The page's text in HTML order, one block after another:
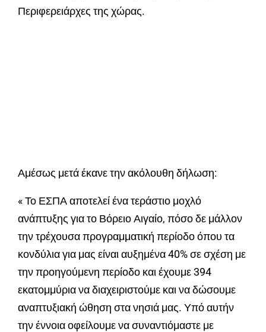
Περιφερειάρχες της χώρας.
Αμέσως μετά έκανε την ακόλουθη δήλωση:
« Το ΕΣΠΑ αποτελεί ένα τεράστιο μοχλό
ανάπτυξης για το Βόρειο Αιγαίο, πόσο δε μάλλον
την τρέχουσα προγραμματική περίοδο όπου τα
κονδύλια για μας είναι αυξημένα 40% σε σχέση με
την προηγούμενη περίοδο και έχουμε 394
εκατομμύρια να διαχειριστούμε και να δώσουμε
αναπτυξιακή ώθηση στα νησιά μας. Υπό αυτήν
την έννοια οφείλουμε να συναντιόμαστε με